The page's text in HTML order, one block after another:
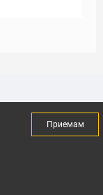
Приемам